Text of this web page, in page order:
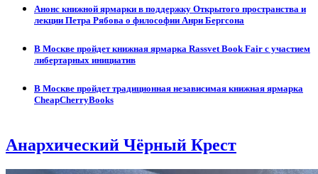
Анонс книжной ярмарки в поддержку Открытого пространства и
лекции Петра Рябова о философии Анри Бергсона
В Москве пройдет книжная ярмарка Rassvet Book Fair с участием
либертарных инициатив
В Москве пройдет традиционная независимая книжная ярмарка
CheapCherryBooks
Анархический Чёрный Крест